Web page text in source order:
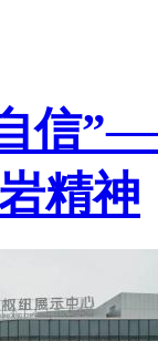
信
精神